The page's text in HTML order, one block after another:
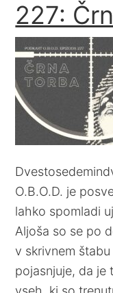
227:
O.B.O.D. je
lahko spomladi
Aljoša so se po
v skrivnem
pojasnjuje, da je